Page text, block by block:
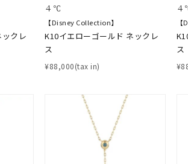
公式オンラインショップ限定
ズ
クレ
４℃
【Disney Collection】
K10イエローゴールド ネックレ
ス
¥88,000(tax in)
ス